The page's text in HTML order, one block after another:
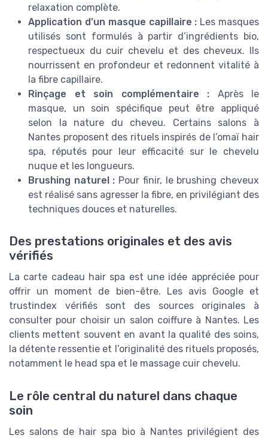
relaxation complète.
Application d’un masque capillaire : Les masques
utilisés sont formulés à partir d’ingrédients bio,
respectueux du cuir chevelu et des cheveux. Ils
nourrissent en profondeur et redonnent vitalité à
la fibre capillaire.
Rinçage et soin complémentaire : Après le
masque, un soin spécifique peut être appliqué
selon la nature du cheveu. Certains salons à
Nantes proposent des rituels inspirés de l’omaï hair
spa, réputés pour leur efficacité sur le chevelu
nuque et les longueurs.
Brushing naturel : Pour finir, le brushing cheveux
est réalisé sans agresser la fibre, en privilégiant des
techniques douces et naturelles.
Des prestations originales et des avis
vérifiés
La carte cadeau hair spa est une idée appréciée pour
offrir un moment de bien-être. Les avis Google et
trustindex vérifiés sont des sources originales à
consulter pour choisir un salon coiffure à Nantes. Les
clients mettent souvent en avant la qualité des soins,
la détente ressentie et l’originalité des rituels proposés,
notamment le head spa et le massage cuir chevelu.
Le rôle central du naturel dans chaque
soin
Les salons de hair spa bio à Nantes privilégient des